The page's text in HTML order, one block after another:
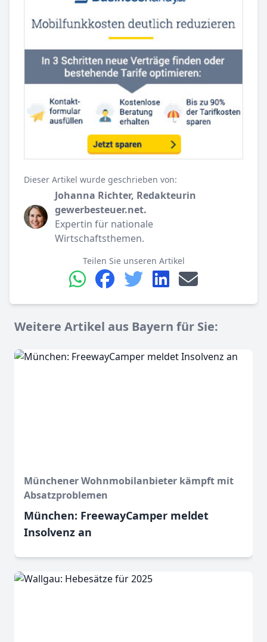
Dieser Artikel wurde geschrieben von:
Johanna Richter, Redakteurin
gewerbesteuer.net.
Expertin für nationale
Wirtschaftsthemen.
Teilen Sie unseren Artikel
Weitere Artikel aus Bayern für Sie:
Münchener Wohnmobilanbieter kämpft mit
Absatzproblemen
München: FreewayCamper meldet
Insolvenz an